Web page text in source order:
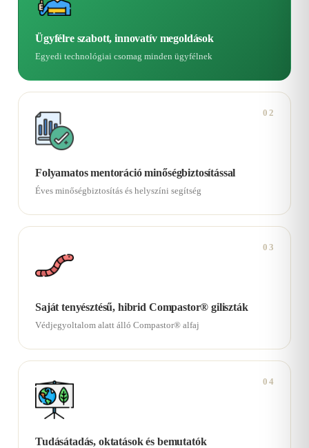
Ügyfélre szabott, innovatív megoldások
Egyedi technológiai csomag minden ügyfélnek
02
Folyamatos mentoráció minőségbiztosítással
Éves minőségbiztosítás és helyszíni segítség
03
Saját tenyésztésű, hibrid Compastor® giliszták
Védjegyoltalom alatt álló Compastor® alfaj
04
Tudásátadás, oktatások és bemutatók